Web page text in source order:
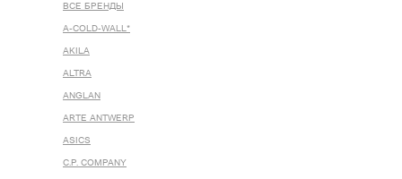
ВСЕ БРЕНДЫ
A-COLD-WALL*
AKILA
ALTRA
ANGLAN
ARTE ANTWERP
ASICS
C.P. COMPANY